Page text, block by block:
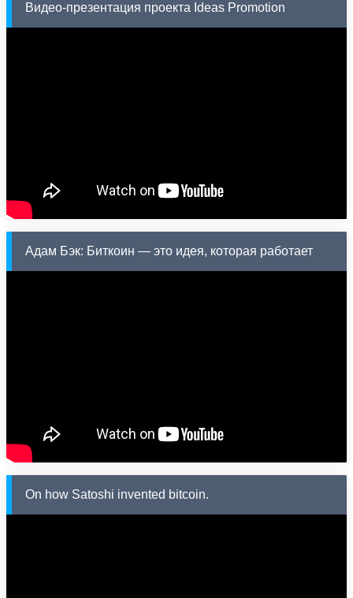
Видео-презентация проекта Ideas Promotion
Адам Бэк: Биткоин — это идея, которая работает
On how Satoshi invented bitcoin.